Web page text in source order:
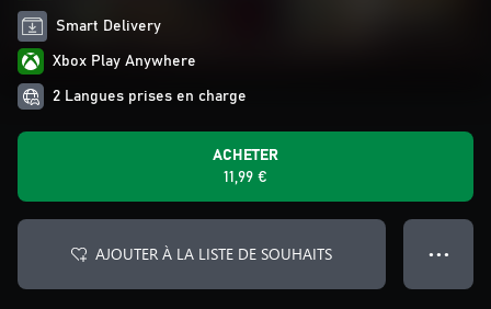
Smart Delivery
Xbox Play Anywhere
2 Langues prises en charge
ACHETER
11,99 €
AJOUTER À LA LISTE DE SOUHAITS ● ● ●